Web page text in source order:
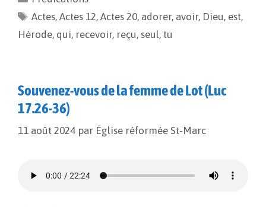
b
o
l
L
i
n
k
a
g
Actes,Actes 12,Actes 20, adorer, avoir, Dieu, est,
Hérode, qui, recevoir, reçu, seul, tu
Souvenez-vous de la femme de Lot (Luc
17.26-36)
11 août 2024 par Église réformée St-Marc